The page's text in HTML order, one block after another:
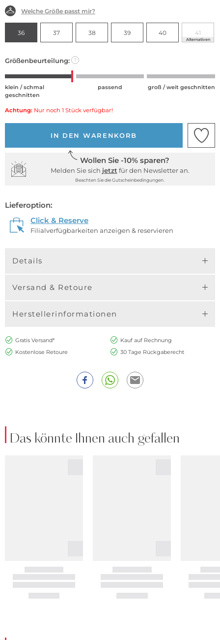
Welche Größe passt mir?
36 37 38 39 40 41
Alternativen
Größenbeurteilung: ?
klein / schmal
geschnitten
passend groß / weit geschnitten
Achtung: Nur noch 1 Stück verfügbar!
IN DEN WARENKORB
Wollen Sie -10% sparen?
Melden Sie sich jetzt für den Newsletter an.
Beachten Sie die Gutscheinbedingungen.
Lieferoption:
Click & Reserve
Filialverfügbarkeiten anzeigen & reservieren
Details
Versand & Retoure
Herstellerinformationen
Gratis Versand*
Kauf auf Rechnung
Kostenlose Retoure
30 Tage Rückgaberecht
Das könnte Ihnen auch gefallen